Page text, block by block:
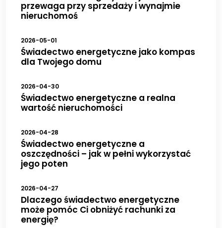
przewaga przy sprzedaży i wynajmie
nieruchomoś
2026-05-01
Świadectwo energetyczne jako kompas
dla Twojego domu
2026-04-30
Świadectwo energetyczne a realna
wartość nieruchomości
2026-04-28
Świadectwo energetyczne a
oszczędności – jak w pełni wykorzystać
jego poten
2026-04-27
Dlaczego świadectwo energetyczne
może pomóc Ci obniżyć rachunki za
energię?